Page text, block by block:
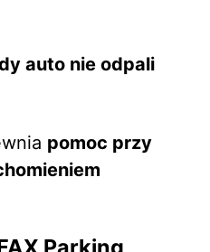
auto nie odpali
pomoc przy